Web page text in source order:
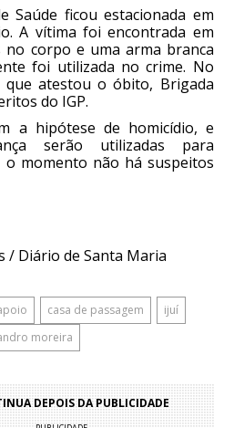
Saúde ficou estacionada em
A vítima foi encontrada em
corpo e uma arma branca
foi utilizada no crime. No
que atestou o óbito, Brigada
do IGP.
a hipótese de homicídio, e
serão utilizadas para
o momento não há suspeitos
/ Diário de Santa Maria
casa de passagem
ijuí
moreira
DEPOIS DA PUBLICIDADE